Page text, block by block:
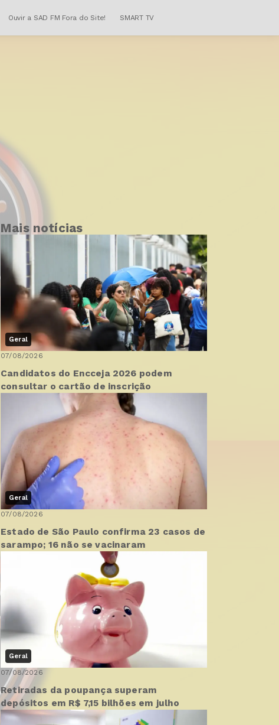
Ouvir a SAD FM Fora do Site! SMART TV
Mais notícias
Geral
07/08/2026
Candidatos do Encceja 2026 podem
consultar o cartão de inscrição
Geral
07/08/2026
Estado de São Paulo confirma 23 casos de
sarampo; 16 não se vacinaram
Geral
07/08/2026
Retiradas da poupança superam
depósitos em R$ 7,15 bilhões em julho